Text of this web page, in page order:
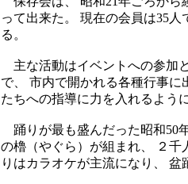
って出来た。 現在の会員は35
る。
主な活動はイベントへの参加
で、 市内で開かれる各種行事
たちへの指導に力を入れるよう
踊りが最も盛んだった昭和50
の櫓（やぐら）が組まれ、 ２
りはカラオケが主流になり、 盆